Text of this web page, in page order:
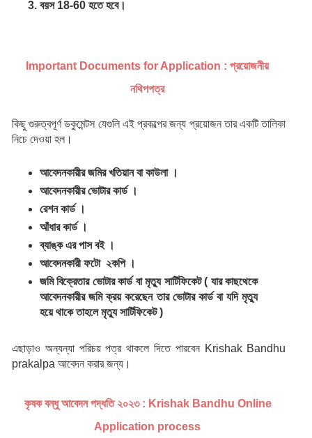
বয়স 18-60 হতে হবে।
Important Documents for Application : প্রয়োজনীয়
নথিপপত্র
কিছু গুরুত্বপূর্ণ ডকুমেন্টস যেগুলি এই প্রকল্পের জন্য প্রয়োজন তার একটি তালিকা
নিচে দেওয়া হল।
আবেদনকারীর জমির খতিয়ান বা কাউলা ।
আবেদনকারীর ভোটার কার্ড ।
রেশন কার্ড ।
আঁধার কার্ড ।
ব্যাঙ্ক এর পাস বই ।
আবেদনকারী ফটো  ২কপি ।
জমি বিক্রেতার ভোটার কার্ড বা মৃত্যু সার্টিফিকেট ( যার কাছথেকে
আবেদনকারীর জমি ক্রয় করেছেন তার ভোটার কার্ড বা যদি মৃত্যু
হয়ে থাকে তাহলে মৃত্যু সার্টিফিকেট )
এছাড়াও অন্যন্যা পরিচয় পত্র থাকলে দিতে পারবেন Krishak Bandhu
prakalpa আবেদন করার জন্য।
কৃষক বন্ধু আবেদন পদ্ধতি ২০২৩ : Krishak Bandhu Online
Application process